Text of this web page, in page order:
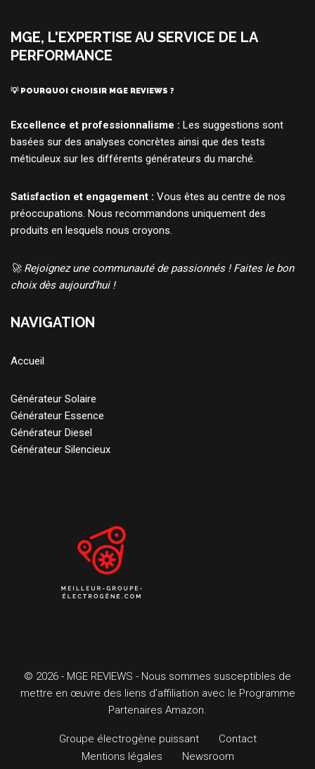
MGE, L'EXPERTISE AU SERVICE DE LA
PERFORMANCE
💡 POURQUOI CHOISIR MGE REVIEWS ?
Excellence et professionnalisme : Les suggestions sont
basées sur des analyses concrètes ainsi que des tests
méticuleux sur les différents générateurs du marché.
Satisfaction et engagement : Vous êtes au centre de nos
préoccupations. Nous recommandons uniquement des
produits en lesquels nous croyons.
🚀 Rejoignez une communauté de passionnés ! Faites le bon
choix dès aujourd’hui !
NAVIGATION
Accueil
Générateur Solaire
Générateur Essence
Générateur Diesel
Générateur Silencieux
© 2026 - MGE REVIEWS - Nous sommes susceptibles de
mettre en œuvre des liens d’affiliation avec le Programme
Partenaires Amazon.
Groupe électrogène puissant
Contact
Mentions légales
Newsroom